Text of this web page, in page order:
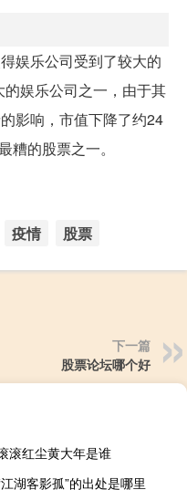
娱乐公司受到了较大的
娱乐公司之一，由于其
影响，市值下降了约24
糟的股票之一。
疫情 股票
下一篇
股票论坛哪个好
滚红尘黄大年是谁
江湖客影孤”的出处是哪里